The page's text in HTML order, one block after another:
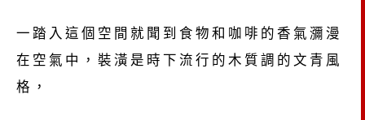
一踏入這個空間就聞到食物和咖啡的香氣瀰漫
在空氣中，裝潢是時下流行的木質調的文青風
格，